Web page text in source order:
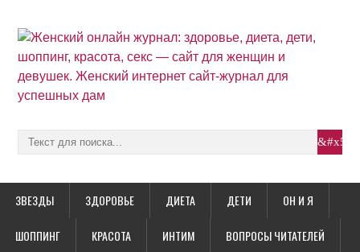
ЗВЕЗДЫ ЗДОРОВЬЕ ДИЕТА ДЕТИ ОН И Я
ШОППИНГ КРАСОТА ИНТИМ ВОПРОСЫ ЧИТАТЕЛЕЙ